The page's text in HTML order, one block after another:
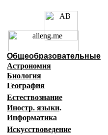
Общеобразовательные
Астрономия
Биология
География
Естествознание
Иностр. языки.
Информатика
Искусствоведение